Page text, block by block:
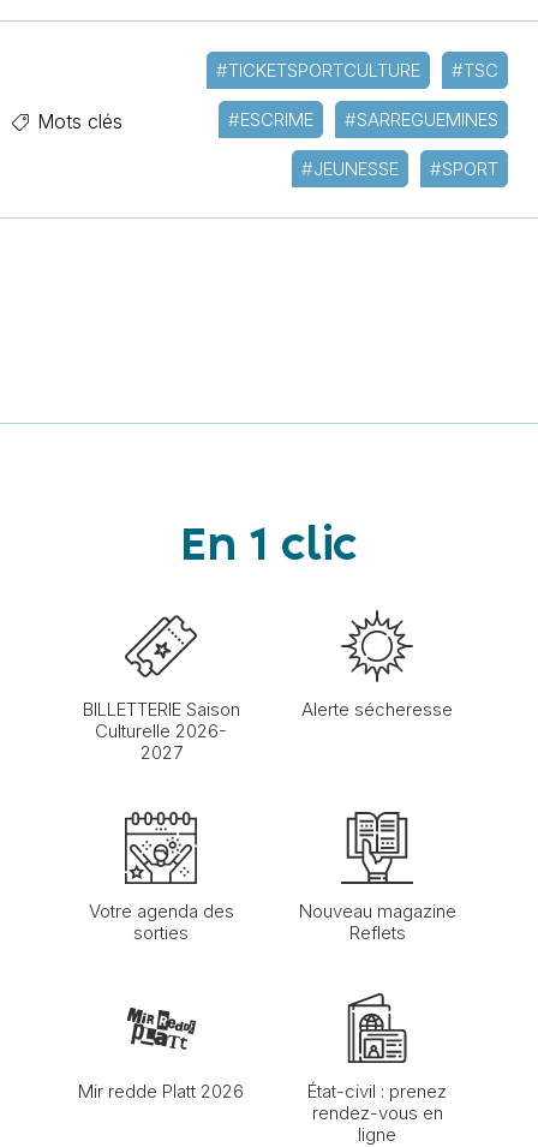
Mots clés
#TICKETSPORTCULTURE #TSC
#ESCRIME #SARREGUEMINES
#JEUNESSE #SPORT
En 1 clic
BILLETTERIE Saison
Culturelle 2026-
2027
Alerte sécheresse
Votre agenda des
sorties
Nouveau magazine
Reflets
Mir redde Platt 2026
État-civil : prenez
rendez-vous en
ligne